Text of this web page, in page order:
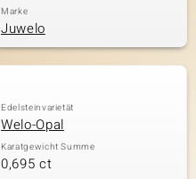
Marke
Juwelo
Edelsteinvarietät
Welo-Opal
Karatgewicht Summe
0,695 ct